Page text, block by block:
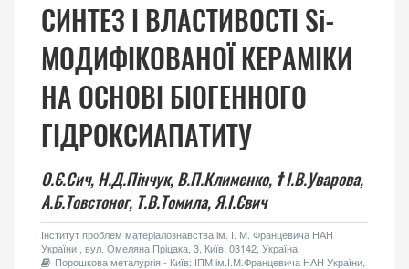
СИНТЕЗ І ВЛАСТИВОСТІ Si-
МОДИФІКОВАНОЇ КЕРАМІКИ
НА ОСНОВІ БІОГЕННОГО
ГІДРОКСИАПАТИТУ
О.Є.Сич, Н.Д.Пінчук, В.П.Клименко, †І.В.Уварова,
А.Б.Товстоног, Т.В.Томила, Я.І.Євич
Інститут проблем матеріалознавства ім. І. М. Францевича НАН
України , вул. Омеляна Пріцака, 3, Київ, 03142, Україна
Порошкова металургія - Київ: ІПМ ім.І.М.Францевича НАН України,